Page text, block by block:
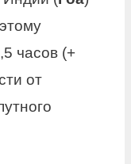
часов (+
от